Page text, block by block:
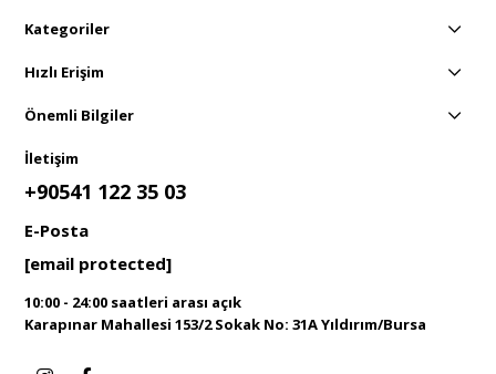
Kategoriler
Hızlı Erişim
Önemli Bilgiler
İletişim
+90541 122 35 03
E-Posta
[email protected]
10:00 - 24:00 saatleri arası açık
Karapınar Mahallesi 153/2 Sokak No: 31A Yıldırım/Bursa